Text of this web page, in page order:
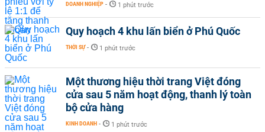
DOANH NGHIỆP - 1 phút trước
Quy hoạch 4 khu lấn biển ở Phú Quốc
THỜI SỰ - 1 phút trước
Một thương hiệu thời trang Việt đóng
cửa sau 5 năm hoạt động, thanh lý toàn
bộ cửa hàng
KINH DOANH - 1 phút trước